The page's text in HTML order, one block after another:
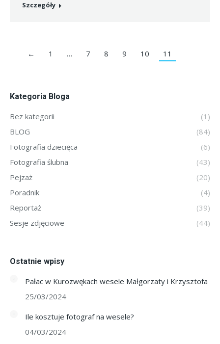
Szczegóły
← 1 … 7 8 9 10 11
Kategoria Bloga
Bez kategorii
(1)
BLOG
(84)
Fotografia dziecięca
(6)
Fotografia ślubna
(43)
Pejzaż
(20)
Poradnik
(4)
Reportaż
(39)
Sesje zdjęciowe
(44)
Ostatnie wpisy
Pałac w Kurozwękach wesele Małgorzaty i Krzysztofa
25/03/2024
Ile kosztuje fotograf na wesele?
04/03/2024